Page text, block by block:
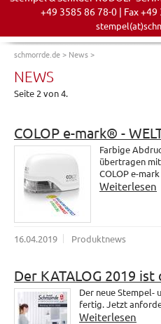
+49 3585 86 78-0 | Fax
schmorrde.de> News>
NEWS
Seite 2 von 4.
COLOP e-mark® -
Farbige
übertragen
COLOP e-
Weiterlesen
16.04.2019 Produktnews
Der KATALOG 2019 ist
Der neue Stempel-
fertig. Jetzt
Weiterlesen